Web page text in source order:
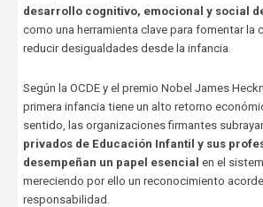
desarrollo cognitivo, emocional y social
como una herramienta clave para fomentar la
reducir desigualdades desde la infancia.
Según la OCDE y el premio Nobel James
primera infancia tiene un alto retorno
sentido, las organizaciones firmantes
privados de Educación Infantil y sus
desempeñan un papel esencial en el
mereciendo por ello un reconocimiento
responsabilidad.